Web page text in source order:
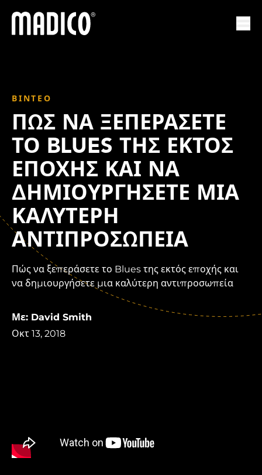
Madico
ΒΊΝΤΕΟ
ΠΏΣ ΝΑ ΞΕΠΕΡΆΣΕΤΕ
ΤΟ BLUES ΤΗΣ ΕΚΤΌΣ
ΕΠΟΧΉΣ ΚΑΙ ΝΑ
ΔΗΜΙΟΥΡΓΉΣΕΤΕ ΜΙΑ
ΚΑΛΎΤΕΡΗ
ΑΝΤΙΠΡΟΣΩΠΕΊΑ
Πώς να ξεπεράσετε το Blues της εκτός εποχής και
να δημιουργήσετε μια καλύτερη αντιπροσωπεία
Με: David Smith
Οκτ 13, 2018